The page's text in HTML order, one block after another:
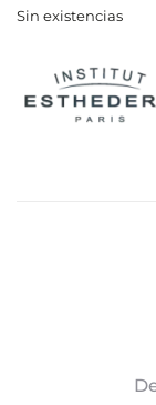
Sin existencias